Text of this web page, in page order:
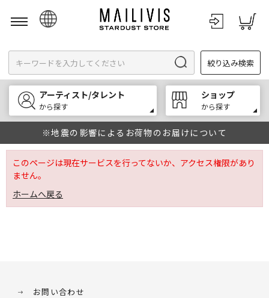
English
한국어
中文
絞り込み検索
アーティスト/タレント
から探す
ショップ
から探す
※地震の影響によるお荷物のお届けについて
このページは現在サービスを行ってないか、アクセス権限があり
ません。
ホームへ戻る
お問い合わせ